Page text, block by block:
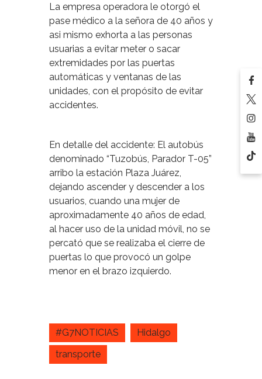
La empresa operadora le otorgó el
pase médico a la señora de 40 años y
asi mismo exhorta a las personas
usuarias a evitar meter o sacar
extremidades por las puertas
automáticas y ventanas de las
unidades, con el propósito de evitar
accidentes.
En detalle del accidente: El autobús
denominado “Tuzobús, Parador T-05”
arribo la estación Plaza Juárez,
dejando ascender y descender a los
usuarios, cuando una mujer de
aproximadamente 40 años de edad,
al hacer uso de la unidad móvil, no se
percató que se realizaba el cierre de
puertas lo que provocó un golpe
menor en el brazo izquierdo.
#G7NOTICIAS
Hidalgo
transporte